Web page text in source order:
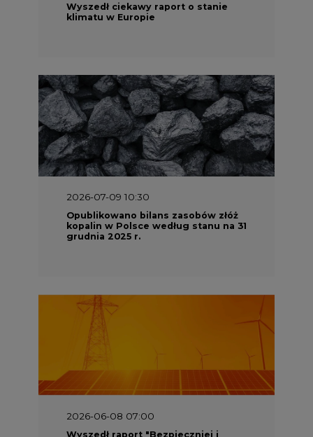
Wyszedł ciekawy raport o stanie
klimatu w Europie
2026-07-09 10:30
Opublikowano bilans zasobów złóż
kopalin w Polsce według stanu na 31
grudnia 2025 r.
2026-06-08 07:00
Wyszedł raport "Bezpieczniej i